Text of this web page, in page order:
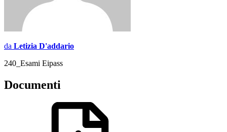
da Letizia D'addario
240_Esami Eipass
Documenti